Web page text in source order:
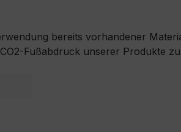
bereits vorhandener
Fußabdruck unserer Produkte